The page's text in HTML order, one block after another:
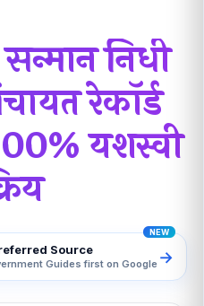
निधी
रेकॉर्ड
यशस्वी
Source
Guides first on Google →